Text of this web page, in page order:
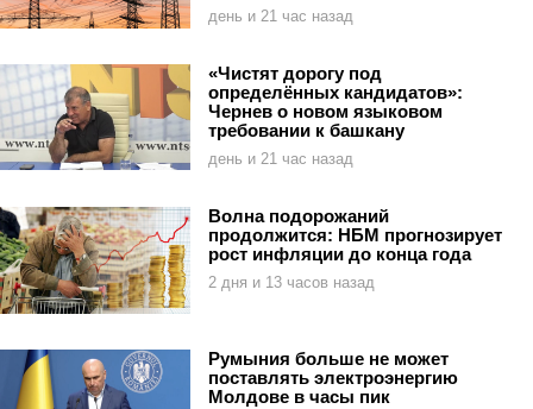
день и 21 час назад
«Чистят дорогу под
определённых кандидатов»:
Чернев о новом языковом
требовании к башкану
день и 21 час назад
Волна подорожаний
продолжится: НБМ прогнозирует
рост инфляции до конца года
2 дня и 13 часов назад
Румыния больше не может
поставлять электроэнергию
Молдове в часы пик